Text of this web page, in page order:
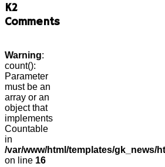
K2
Comments
Warning:
count():
Parameter
must be an
array or an
object that
implements
Countable
in
/var/www/html/templates/gk_news/
on line 16